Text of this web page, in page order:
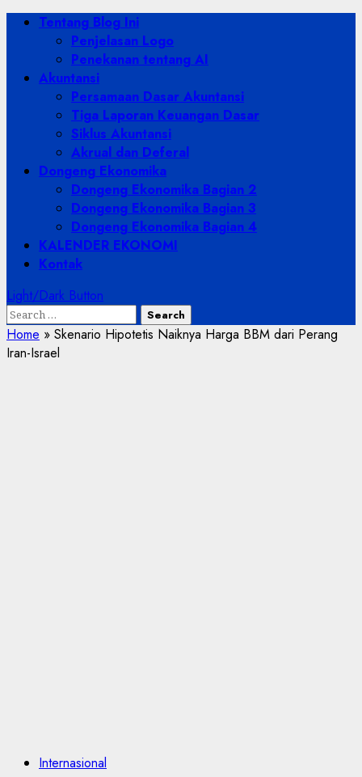
Skip
PrimaryTentang Blog Ini
Penjelasan Logo
Penekanan tentang AI
Akuntansi
Persamaan Dasar Akuntansi
Tiga Laporan Keuangan Dasar
Siklus Akuntansi
Akrual dan Deferal
Dongeng Ekonomika
Dongeng Ekonomika Bagian 2
Dongeng Ekonomika Bagian 3
Dongeng Ekonomika Bagian 4
KALENDER EKONOMI
Kontak
Light/Dark Button
Search
for:
Home » Skenario Hipotetis Naiknya Harga BBM dari Perang
Iran-Israel
Internasional